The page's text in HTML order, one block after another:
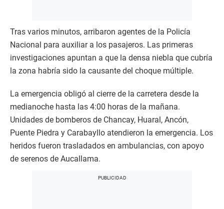
Tras varios minutos, arribaron agentes de la Policía
Nacional para auxiliar a los pasajeros. Las primeras
investigaciones apuntan a que la densa niebla que cubría
la zona habría sido la causante del choque múltiple.
La emergencia obligó al cierre de la carretera desde la
medianoche hasta las 4:00 horas de la mañana.
Unidades de bomberos de Chancay, Huaral, Ancón,
Puente Piedra y Carabayllo atendieron la emergencia. Los
heridos fueron trasladados en ambulancias, con apoyo
de serenos de Aucallama.